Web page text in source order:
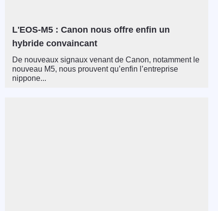
L'EOS-M5 : Canon nous offre enfin un
hybride convaincant
De nouveaux signaux venant de Canon, notamment le
nouveau M5, nous prouvent qu’enfin l’entreprise
nippone...